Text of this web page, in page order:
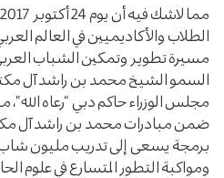
الطلاب والأكاديميين في العالم
مسيرة تطوير وتمكين الشباب
السمو الشيخ محمد بن راشد آل
مجلس الوزراء حاكم دبي “رعاه
ضمن مبادرات محمد بن راشد آل
برمجة يسعى إلى تدريب مليون شاب
ومواكبة التطور المتسارع في علوم